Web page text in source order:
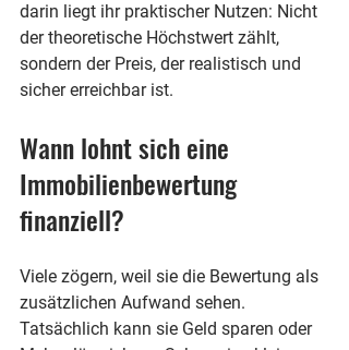
darin liegt ihr praktischer Nutzen: Nicht
der theoretische Höchstwert zählt,
sondern der Preis, der realistisch und
sicher erreichbar ist.
Wann lohnt sich eine
Immobilienbewertung
finanziell?
Viele zögern, weil sie die Bewertung als
zusätzlichen Aufwand sehen.
Tatsächlich kann sie Geld sparen oder